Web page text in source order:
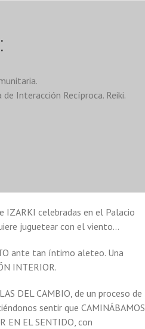
Interacción Recíproca. Reiki.
celebradas en el Palacio
juguetear con el viento…
ante tan íntimo aleteo. Una
INTERIOR.
DEL CAMBIO, de un proceso de
sentir que CAMINÁBAMOS
EN EL SENTIDO, con